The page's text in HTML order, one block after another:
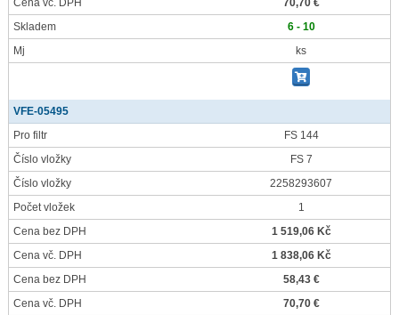
Cena vč. DPH
70,70 €
Skladem
6 - 10
Mj
ks
VFE-05495
Pro filtr
FS 144
Číslo vložky
FS 7
Číslo vložky
2258293607
Počet vložek
1
Cena bez DPH
1 519,06 Kč
Cena vč. DPH
1 838,06 Kč
Cena bez DPH
58,43 €
Cena vč. DPH
70,70 €